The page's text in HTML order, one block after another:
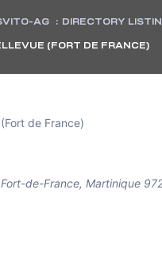
AG : DIRECTORY
(FORT DE FRANCE)
(Fort de France)
de-France, Martinique